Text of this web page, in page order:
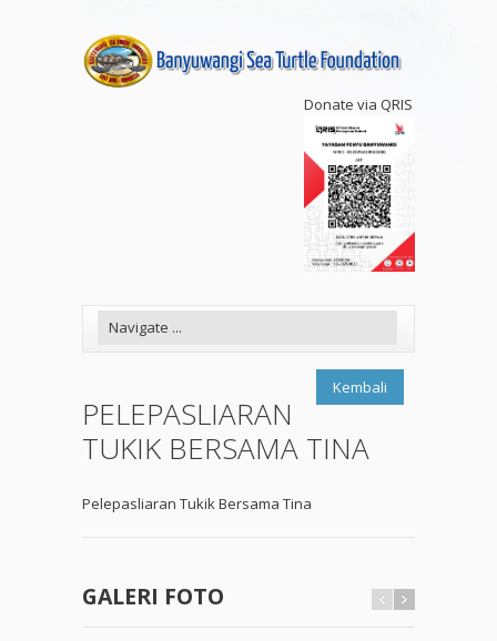
Donate via QRIS
Kembali
PELEPASLIARAN
TUKIK BERSAMA TINA
Pelepasliaran Tukik Bersama Tina
GALERI FOTO